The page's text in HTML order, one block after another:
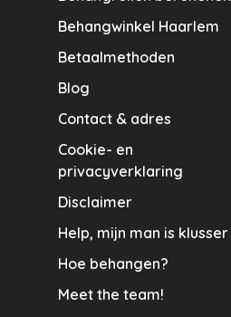
Behangwinkel Haarlem
Betaalmethoden
Blog
Contact & adres
Cookie- en
privacyverklaring
Disclaimer
Help, mijn man is klusser
Hoe behangen?
Meet the team!